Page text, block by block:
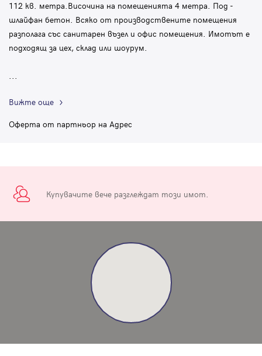
112 кв. метра.Височина на помещенията 4 метра. Под -
шлайфан бетон. Всяко от производствените помещения
разполага със санитарен възел и офис помещения. Имотът е
подходящ за цех, склад или шоурум.
...
Вижте още
Оферта от партньор на Адрес
Купувачите вече разглеждат този имот.